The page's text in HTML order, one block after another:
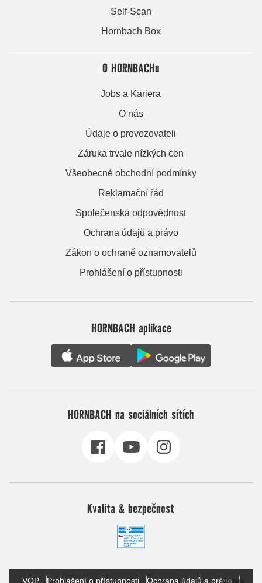
Self-Scan
Hornbach Box
O HORNBACHu
Jobs a Kariera
O nás
Údaje o provozovateli
Záruka trvale nízkých cen
Všeobecné obchodní podmínky
Reklamační řád
Společenská odpovědnost
Ochrana údajů a právo
Zákon o ochraně oznamovatelů
Prohlášení o přístupnosti
HORNBACH aplikace
HORNBACH na sociálních sítích
Kvalita & bezpečnost
VOP Prohlášení o přístupnosti Ochrana údajů a právo